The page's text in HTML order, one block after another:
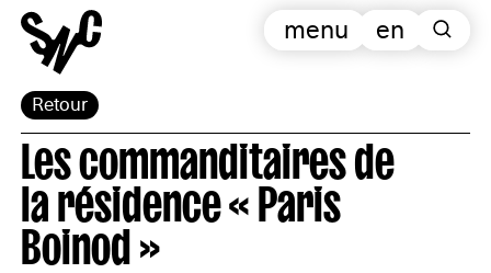
Retour
en
menu
Les commanditaires de
la résidence « Paris
Boinod »